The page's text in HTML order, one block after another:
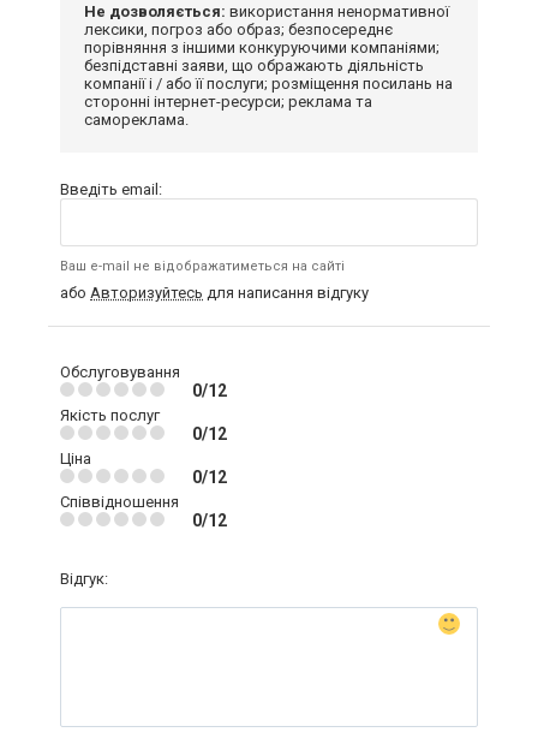
Не дозволяється: використання ненормативної
лексики, погроз або образ; безпосереднє
порівняння з іншими конкуруючими компаніями;
безпідставні заяви, що ображають діяльність
компанії і / або її послуги; розміщення посилань на
сторонні інтернет-ресурси; реклама та
самореклама.
Введіть email:
Ваш e-mail не відображатиметься на сайті
або Авторизуйтесь для написання відгуку
Обслуговування
0/12
Якість послуг
0/12
Ціна
0/12
Співвідношення
0/12
Відгук: